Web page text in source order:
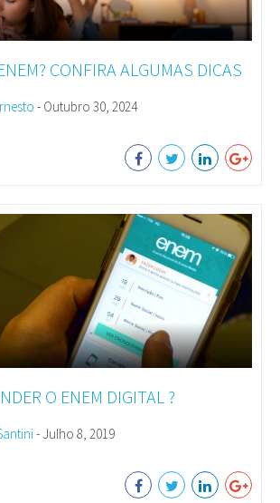
CONFIRA ALGUMAS DICAS
- Outubro 30, 2024
O ENEM DIGITAL ?
- Julho 8, 2019